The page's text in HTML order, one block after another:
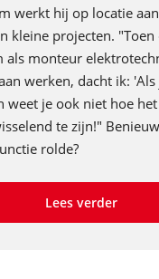
werkt hij op locatie
kleine projecten. "Toen
als monteur
werken, dacht ik:
weet je ook niet hoe
te zijn!"
rolde?
Lees verder